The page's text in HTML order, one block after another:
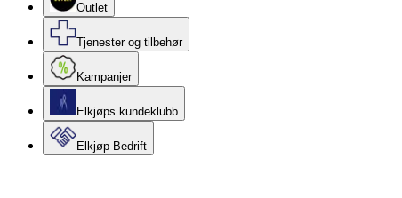
Outlet
Tjenester og tilbehør
Kampanjer
Elkjøps kundeklubb
Elkjøp Bedrift